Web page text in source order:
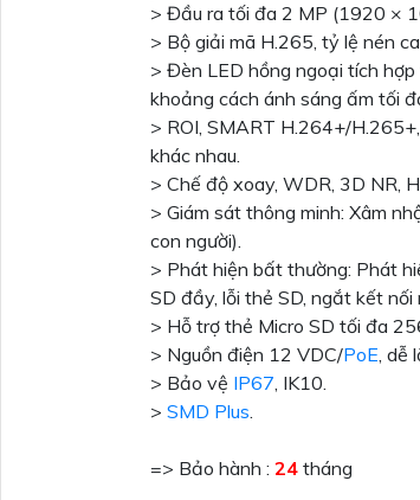
> Đầu ra tối đa 2 MP (1920 ×
> Bộ giải mã H.265, tỷ lệ nén
> Đèn LED hồng ngoại tích
khoảng cách ánh sáng ấm tối
> ROI, SMART H.264+/
khác nhau.
> Chế độ xoay, WDR, 3D NR,
> Giám sát thông minh: Xâm
con người).
> Phát hiện bất thường: Phát
SD đầy, lỗi thẻ SD, ngắt kết
> Hỗ trợ thẻ Micro SD tối đa
> Nguồn điện 12 VDC/PoE, dễ
> Bảo vệ IP67, IK10.
> SMD Plus.
=> Bảo hành : 24 tháng